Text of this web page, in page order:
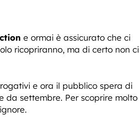
e ormai è assicurato che ci
ricopriranno, ma di certo non ci
e ora il pubblico spera di
settembre. Per scoprire molto